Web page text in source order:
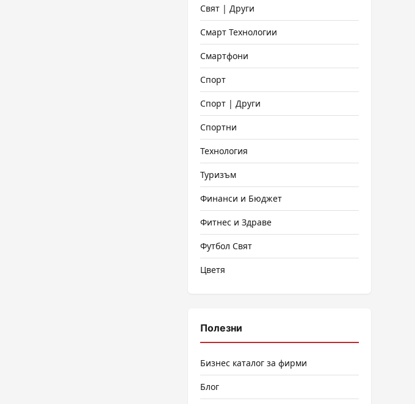
Свят | Други
Смарт Технологии
Смартфони
Спорт
Спорт | Други
Спортни
Технология
Туризъм
Финанси и Бюджет
Фитнес и Здраве
Футбол Свят
Цветя
Полезни
Бизнес каталог за фирми
Блог